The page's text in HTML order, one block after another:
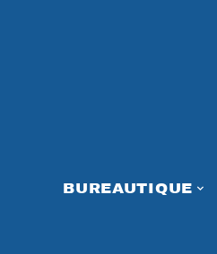
BUREAUTIQUE